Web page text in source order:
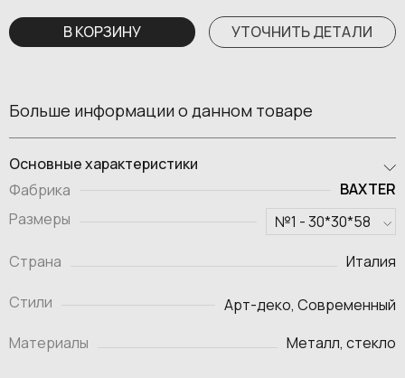
В КОРЗИНУ УТОЧНИТЬ ДЕТАЛИ
Больше информации о данном товаре
Основные характеристики
Фабрика
BAXTER
Страна Италия
Стили
Арт-деко, Современный
Материалы
Металл, стекло
Размеры